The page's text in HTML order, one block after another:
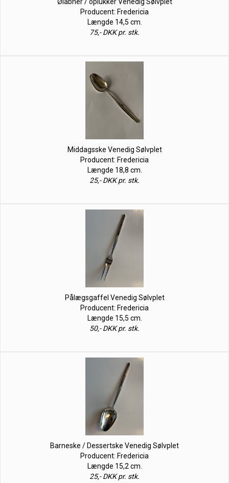
Ølåbner / oplukker Venedig Sølvplet
Producent: Fredericia
Længde 14,5 cm.
75,- DKK pr. stk.
Middagsske Venedig Sølvplet
Producent: Fredericia
Længde 18,8 cm.
25,- DKK pr. stk.
Pålægsgaffel Venedig Sølvplet
Producent: Fredericia
Længde 15,5 cm.
50,- DKK pr. stk.
Barneske / Dessertske Venedig Sølvplet
Producent: Fredericia
Længde 15,2 cm.
25,- DKK pr. stk.